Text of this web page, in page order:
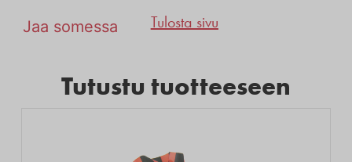
Jaa somessa Tulosta sivu
Tutustu tuotteeseen